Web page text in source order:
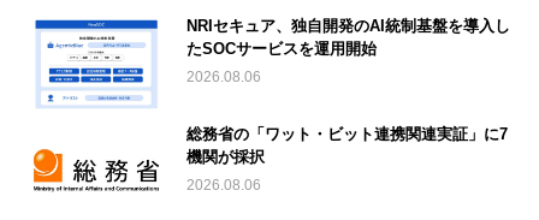
NRIセキュア、独自開発のAI統制基盤を導入し
たSOCサービスを運用開始
2026.08.06
総務省の「ワット・ビット連携関連実証」に7
機関が採択
2026.08.06